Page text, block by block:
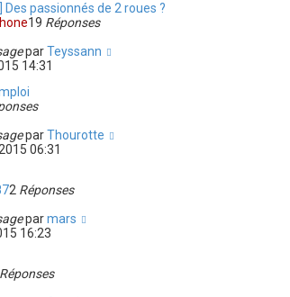
Des passionnés de 2 roues ?
19 Réponses
parTeyssann
14:31
parThourotte
06:31
2 Réponses
parmars
16:23
Réponses